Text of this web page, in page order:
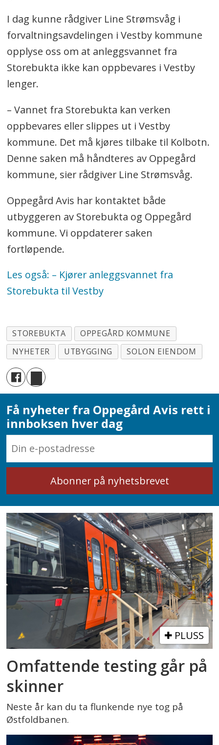
I dag kunne rådgiver Line Strømsvåg i
forvaltningsavdelingen i Vestby kommune
opplyse oss om at anleggsvannet fra
Storebukta ikke kan oppbevares i Vestby
lenger.
– Vannet fra Storebukta kan verken
oppbevares eller slippes ut i Vestby
kommune. Det må kjøres tilbake til Kolbotn.
Denne saken må håndteres av Oppegård
kommune, sier rådgiver Line Strømsvåg.
Oppegård Avis har kontaktet både
utbyggeren av Storebukta og Oppegård
kommune. Vi oppdaterer saken
fortløpende.
Les også: – Kjører anleggsvannet fra
Storebukta til Vestby
STOREBUKTA
OPPEGÅRD KOMMUNE
NYHETER
UTBYGGING SOLON EIENDOM
Få nyheter fra Oppegård Avis rett i
innboksen hver dag
PLUSS
Omfattende testing går på
skinner
Neste år kan du ta flunkende nye tog på
Østfoldbanen.